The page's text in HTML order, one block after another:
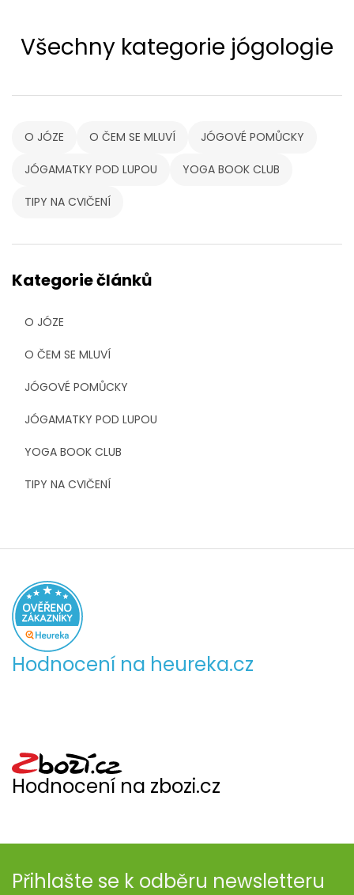
Kategorie článků
O JÓZE
O ČEM SE MLUVÍ
JÓGOVÉ POMŮCKY
JÓGAMATKY POD LUPOU
YOGA BOOK CLUB
TIPY NA CVIČENÍ
Všechny kategorie jógologie
O JÓZE O ČEM SE MLUVÍ JÓGOVÉ POMŮCKY
JÓGAMATKY POD LUPOU YOGA BOOK CLUB
TIPY NA CVIČENÍ
Hodnocení na heureka.cz
Hodnocení na zbozi.cz
Přihlašte se k odběru newsletteru